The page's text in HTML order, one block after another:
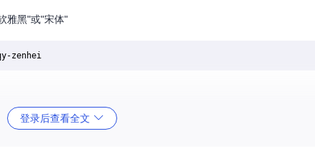
雅黑"或"宋体"
字体
登录后查看全文